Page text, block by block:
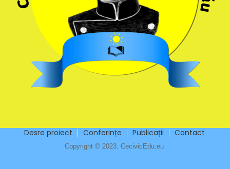
Desre proiect Conferințe Publicații Contact
Copyright © 2023. CecivicEdu.eu